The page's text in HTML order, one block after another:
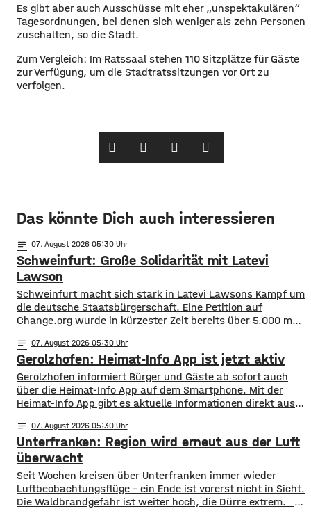
Es gibt aber auch Ausschüsse mit eher „unspektakulären“
Tagesordnungen, bei denen sich weniger als zehn Personen
zuschalten, so die Stadt.
Zum Vergleich: Im Ratssaal stehen 110 Sitzplätze für Gäste
zur Verfügung, um die Stadtratssitzungen vor Ort zu
verfolgen.
Das könnte Dich auch interessieren
notes 07. August 2026 05:30
Schweinfurt: Große Solidarität mit Latevi
Lawson
Schweinfurt macht sich stark in Latevi Lawsons Kampf um
die deutsche Staatsbürgerschaft. Eine Petition auf
Change.org wurde in kürzester Zeit bereits über 5.000 mal
seit vielen Jahren in Schweinfurt. Seit über acht Jahren
betreibt er ein Restaurant, bietet Kochkurse an und
organisiert Caterings. Dennoch droht ihm gemeinsam
notes 07. August 2026 05:30
Gerolzhofen: Heimat-Info App ist jetzt aktiv
Gerolzhofen informiert Bürger und Gäste ab sofort auch
über die Heimat-Info App auf dem Smartphone. Mit der
Heimat-Info App gibt es aktuelle Informationen direkt aus
und Kultur und einen Veranstaltungskalender. Sie
informiert auch über Vereine, Straßensperrungen oder
aktuell zum Beispiel den Marktplatzumbau. Auf der
Plattform Heimat-Info sind
notes 07. August 2026 05:30
Unterfranken: Region wird erneut aus der Luft
überwacht
​​Seit Wochen kreisen über Unterfranken immer wieder
Luftbeobachtungsflüge – ein Ende ist vorerst nicht in Sicht.
Die Waldbrandgefahr ist weiter hoch, die Dürre extrem. ​